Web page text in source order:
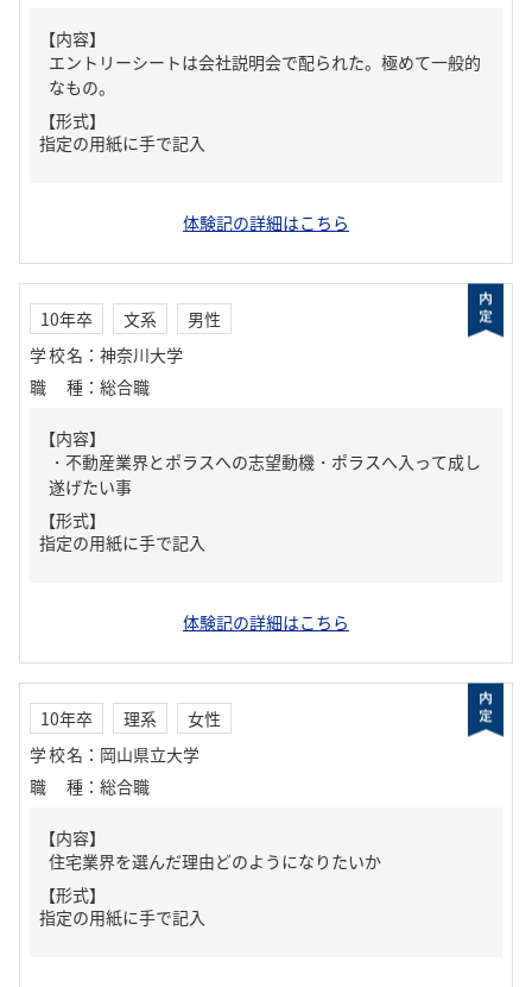
【内容】
エントリーシートは会社説明会で配られた。極めて一般的
なもの。
【形式】
指定の用紙に手で記入
体験記の詳細はこちら
10年卒 文系
男性
学校名 ： 神奈川大学
職種 ： 総合職
【内容】
・不動産業界とポラスへの志望動機・ポラスへ入って成し
遂げたい事
【形式】
指定の用紙に手で記入
体験記の詳細はこちら
10年卒 理系
女性
学校名 ： 岡山県立大学
職種 ： 総合職
【内容】
住宅業界を選んだ理由どのようになりたいか
【形式】
指定の用紙に手で記入